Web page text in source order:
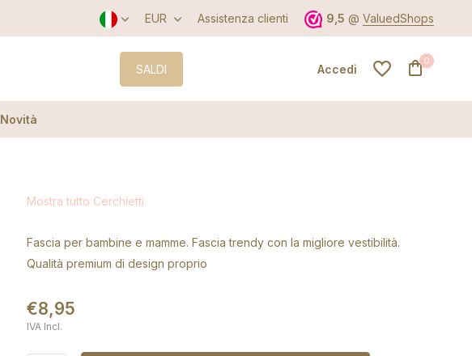
EUR Assistenza clienti 9,5 @ ValuedShops
SALDI Accedi
0
Novità
Mostra tutto Cerchietti
Fascia per bambine e mamme. Fascia trendy con la migliore vestibilità.
Qualità premium di design proprio
€8,95
IVA Incl.